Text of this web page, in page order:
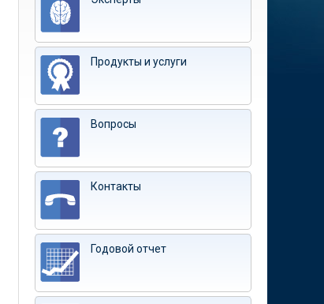
Продукты и услуги
Вопросы
Контакты
Годовой отчет